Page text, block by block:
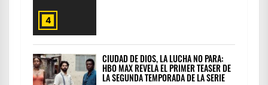
4
CIUDAD DE DIOS, LA LUCHA NO PARA:
HBO MAX REVELA EL PRIMER TEASER DE
LA SEGUNDA TEMPORADA DE LA SERIE